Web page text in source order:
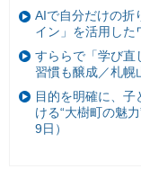
AIで自分だけの折
イン」を活用した
すららで「学び直
習慣も醸成／札幌
目的を明確に、
ける“大樹町の魅
9日）